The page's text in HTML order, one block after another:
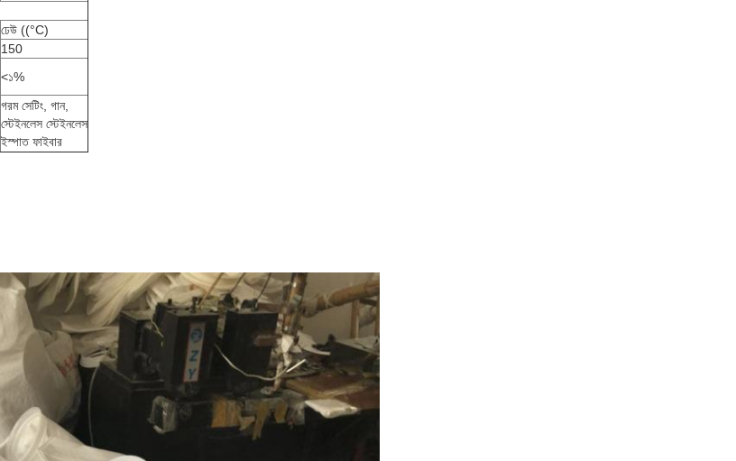
ঢেউ ((°C)
150
<১%
গরম সেটিং, গান,
স্টেইনলেস স্টেইনলেস
ইস্পাত ফাইবার